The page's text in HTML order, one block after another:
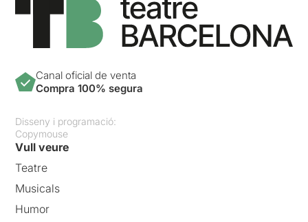
Canal oficial de venta
Compra 100% segura
Disseny i programació:
Copymouse
Vull veure
Teatre
Musicals
Humor